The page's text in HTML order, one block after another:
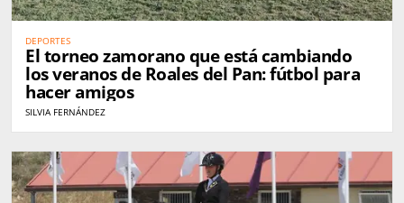
DEPORTES
El torneo zamorano que está cambiando
los veranos de Roales del Pan: fútbol para
hacer amigos
SILVIA FERNÁNDEZ